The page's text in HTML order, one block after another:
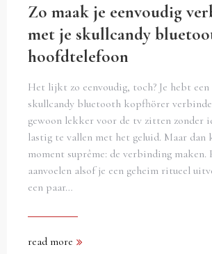
Zo maak je eenvoudig
met je skullcandy
hoofdtelefoon
Het lijkt zo eenvoudig, toch? Je hebt
skullcandy bluetooth kopfhörer
gewoon lekker voor de tv zitten zonder
lastig te vallen met het geluid. Maar dan
moment suprême: de verbinding maken.
aanvoelen alsof je een geheim ritueel
een paar…
read more